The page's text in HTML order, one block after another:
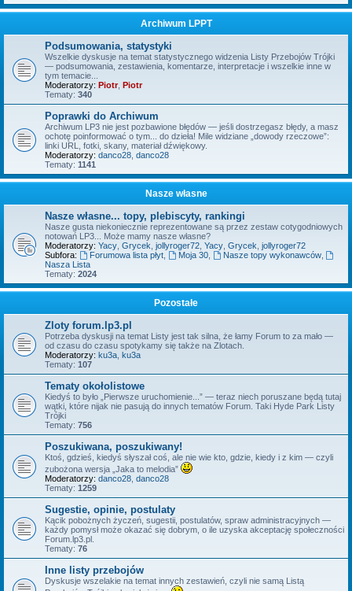
Archiwum LPPT
Podsumowania, statystyki
Wszelkie dyskusje na temat statystycznego widzenia Listy Przebojów Trójki
— podsumowania, zestawienia, komentarze, interpretacje i wszelkie inne w
tym temacie...
Moderatorzy: Piotr, Piotr
Tematy: 340
Poprawki do Archiwum
Archiwum LP3 nie jest pozbawione błędów — jeśli dostrzegasz błędy, a masz
ochotę poinformować o tym... do dzieła! Mile widziane „dowody rzeczowe”:
linki URL, fotki, skany, materiał dźwiękowy.
Moderatorzy: danco28 danco28
Tematy: 1141
Nasze własne
Nasze własne... topy, plebiscyty, rankingi
Nasze gusta niekoniecznie reprezentowane są przez zestaw cotygodniowych
notowań LP3... Może mamy nasze własne?
Moderatorzy: Yacy Grycek jollyroger72 Yacy Grycek jollyroger72
Subfora:
Forumowa lista płyt, Moja 30, Nasze topy wykonawców,
Nasza Lista
Tematy: 2024
Pozostałe
Zloty forum.lp3.pl
Potrzeba dyskusji na temat Listy jest tak silna, że łamy Forum to za mało —
od czasu do czasu spotykamy się także na Zlotach.
Moderatorzy: ku3a ku3a
Tematy: 107
Tematy okołolistowe
Kiedyś to było „Pierwsze uruchomienie...” — teraz niech poruszane będą tutaj
wątki, które nijak nie pasują do innych tematów Forum. Taki Hyde Park Listy
Trójki
Tematy: 756
Poszukiwana, poszukiwany!
Ktoś, gdzieś, kiedyś słyszał coś, ale nie wie kto, gdzie, kiedy i z kim — czyli
zubożona wersja „Jaka to melodia”
Moderatorzy: danco28 danco28
Tematy: 1259
Sugestie, opinie, postulaty
Kącik pobożnych życzeń, sugestii, postulatów, spraw administracyjnych —
każdy pomysł może okazać się dobrym, o ile uzyska akceptację społeczności
Forum.lp3.pl.
Tematy: 76
Inne listy przebojów
Dyskusje wszelakie na temat innych zestawień, czyli nie samą Listą